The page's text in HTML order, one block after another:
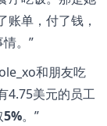
账单，付了钱，
。”
和朋友吃
4.75美元的员工
5%。”